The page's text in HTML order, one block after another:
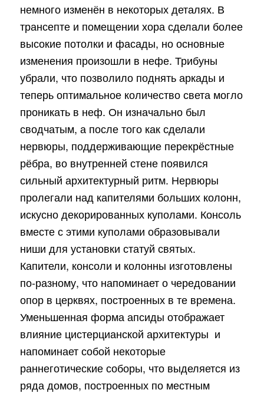
немного изменён в некоторых деталях. В
трансепте и помещении хора сделали более
высокие потолки и фасады, но основные
изменения произошли в нефе. Трибуны
убрали, что позволило поднять аркады и
теперь оптимальное количество света могло
проникать в неф. Он изначально был
сводчатым, а после того как сделали
нервюры, поддерживающие перекрёстные
рёбра, во внутренней стене появился
сильный архитектурный ритм. Нервюры
пролегали над капителями больших колонн,
искусно декорированных куполами. Консоль
вместе с этими куполами образовывали
ниши для установки статуй святых.
Капители, консоли и колонны изготовлены
по-разному, что напоминает о чередовании
опор в церквях, построенных в те времена.
Уменьшенная форма апсиды отображает
влияние цистерцианской архитектуры и
напоминает собой некоторые
раннеготические соборы, что выделяется из
ряда домов, построенных по местным